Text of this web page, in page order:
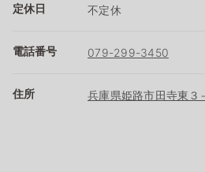
定休日 不定休
電話番号 079-299-3450
住所 兵庫県姫路市田寺東３